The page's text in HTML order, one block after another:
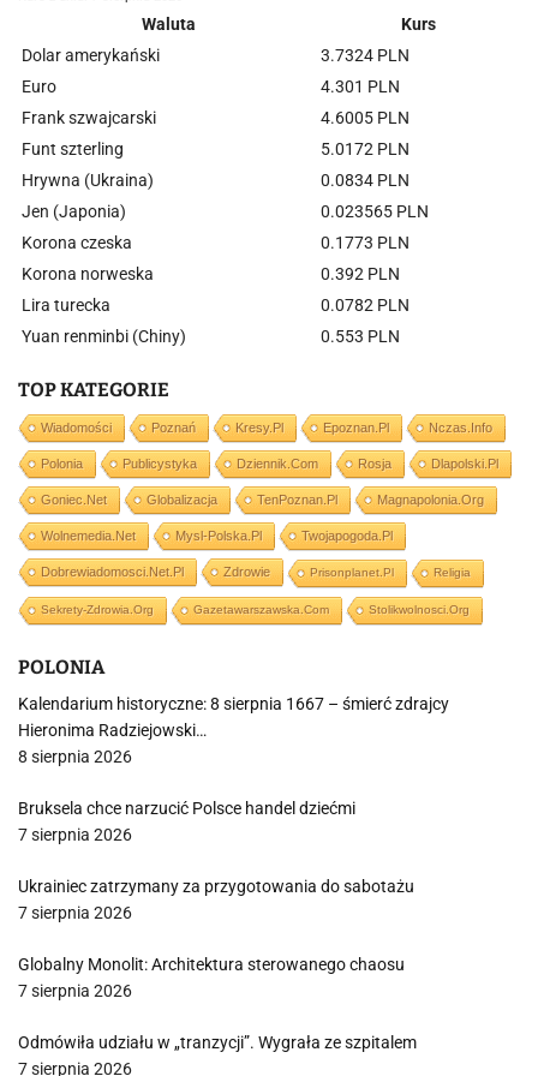
Waluta
Kurs
Dolar amerykański
3.7324 PLN
Euro
4.301 PLN
Frank szwajcarski
4.6005 PLN
Funt szterling
5.0172 PLN
Hrywna (Ukraina)
0.0834 PLN
Jen (Japonia)
0.023565 PLN
Korona czeska
0.1773 PLN
Korona norweska
0.392 PLN
Lira turecka
0.0782 PLN
Yuan renminbi (Chiny)
0.553 PLN
TOP KATEGORIE
Wiadomości Poznań Kresy.pl Epoznan.pl Nczas.info
Polonia Publicystyka Dziennik.com Rosja Dlapolski.pl
Goniec.net Globalizacja TenPoznan.pl Magnapolonia.org
Wolnemedia.net Mysl-Polska.pl Twojapogoda.pl
Dobrewiadomosci.net.pl Zdrowie Prisonplanet.pl Religia
Sekrety-Zdrowia.org Gazetawarszawska.com Stolikwolnosci.org
POLONIA
Kalendarium historyczne: 8 sierpnia 1667 – śmierć zdrajcy
Hieronima Radziejowski…
8 sierpnia 2026
Bruksela chce narzucić Polsce handel dziećmi
7 sierpnia 2026
Ukrainiec zatrzymany za przygotowania do sabotażu
7 sierpnia 2026
Globalny Monolit: Architektura sterowanego chaosu
7 sierpnia 2026
Odmówiła udziału w „tranzycji”. Wygrała ze szpitalem
7 sierpnia 2026